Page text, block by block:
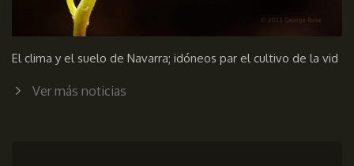
El clima y el suelo de Navarra; idóneos par el cultivo de la vid
Ver más noticias